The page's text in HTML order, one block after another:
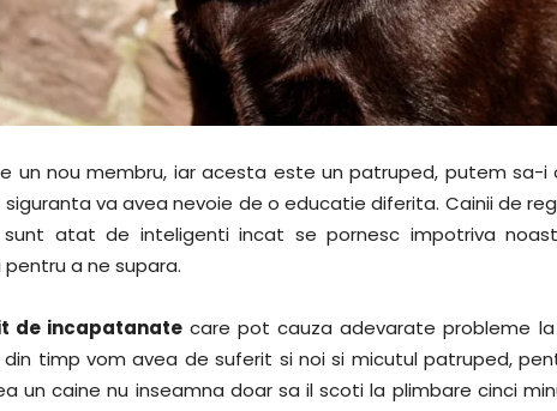
un nou membru, iar acesta este un patruped, putem sa-i
siguranta va avea nevoie de o educatie diferita. Cainii de
atat de inteligenti incat se pornesc impotriva
a ne supara.
de incapatanate care pot cauza adevarate probleme
timp vom avea de suferit si noi si micutul patruped,
un caine nu inseamna doar sa il scoti la plimbare cinci